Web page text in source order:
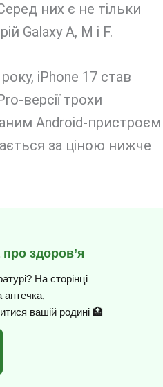
них є не тільки
Galaxy A, M і F.
iPhone 17 став
версії трохи
Android-пристроєм
за ціною нижче
здоров’я
На сторінці
аптечка,
вашій родині 🏥